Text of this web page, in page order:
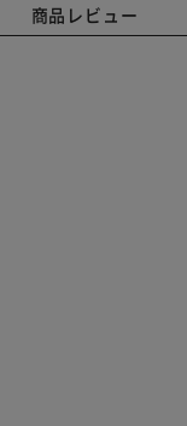
商品レビュー